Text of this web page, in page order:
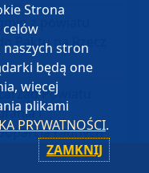
z powiatu
Paktu na Rzecz
Powiatu
i
radnych
Strona
naszych stron
będą one
więcej
plikami
PRYWATNOŚCI.
ZAMKNIJ